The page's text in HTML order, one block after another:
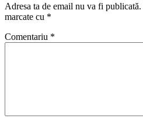
Adresa ta de email nu va fi publicată.
marcate cu *
Comentariu *